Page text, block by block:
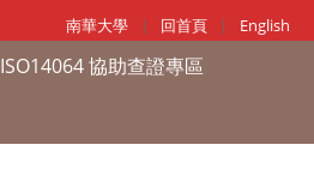
ISO14064 協助查證專區
南華大學 | 回首頁 | English